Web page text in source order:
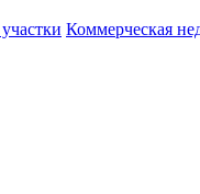
Коммерческая